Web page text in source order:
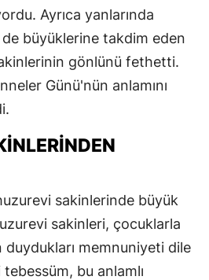
Ayrıca yanlarında
büyüklerine takdim eden
gönlünü fethetti.
Günü'nün anlamını
sakinlerinde büyük
sakinleri, çocuklarla
memnuniyeti dile
bu anlamlı